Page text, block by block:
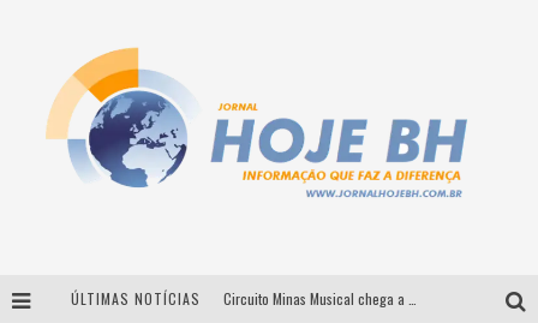
ÚLTIMAS NOTÍCIAS